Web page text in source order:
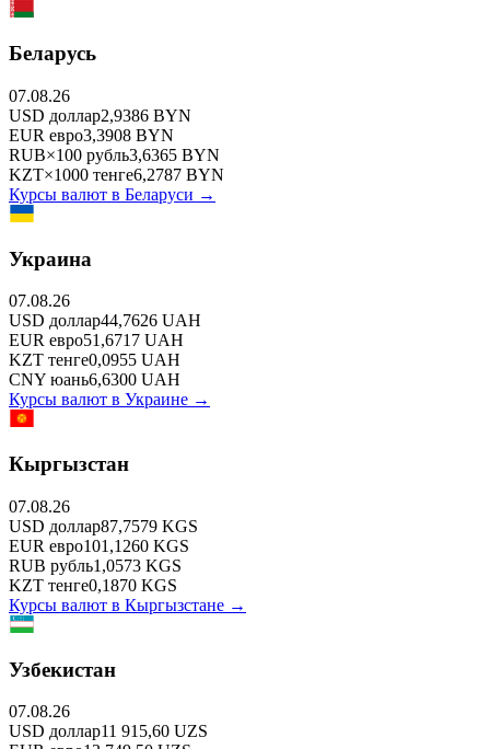
Беларусь
07.08.26
USD доллар2,9386 BYN
EUR евро3,3908 BYN
RUB×100 рубль3,6365 BYN
KZT×1000 тенге6,2787 BYN
Курсы валют в Беларуси →
Украина
07.08.26
USD доллар44,7626 UAH
EUR евро51,6717 UAH
KZT тенге0,0955 UAH
CNY юань6,6300 UAH
Курсы валют в Украине →
Кыргызстан
07.08.26
USD доллар87,7579 KGS
EUR евро101,1260 KGS
RUB рубль1,0573 KGS
KZT тенге0,1870 KGS
Курсы валют в Кыргызстане →
Узбекистан
07.08.26
USD доллар11 915,60 UZS